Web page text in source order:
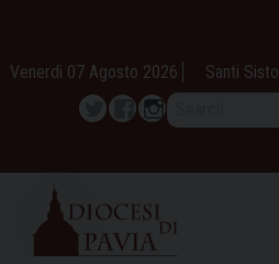
content
Venerdì 07 Agosto 2026 Santi
TwitterFacebook
Instagram